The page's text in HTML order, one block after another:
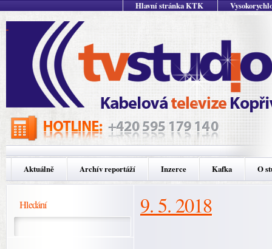
Hlavní stránka KTK
Aktuálně Archív reportáží Inzerce Kafka O
Hledání 9. 5. 2018